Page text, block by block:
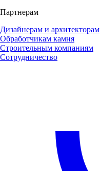
Партнерам
Дизайнерам и архитекторам
Обработчикам камня
Строительным компаниям
Сотрудничество